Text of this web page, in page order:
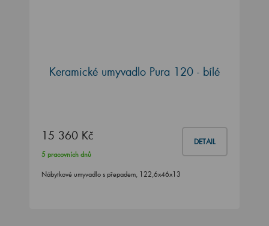
Keramické umyvadlo Pura 120 - bílé
15 360 Kč DETAIL
5 pracovních dnů
Nábytkové umyvadlo s přepadem, 122,6x46x13